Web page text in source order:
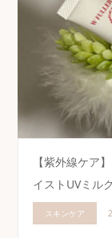
【紫外線ケア
イストUVミル
スキンケア